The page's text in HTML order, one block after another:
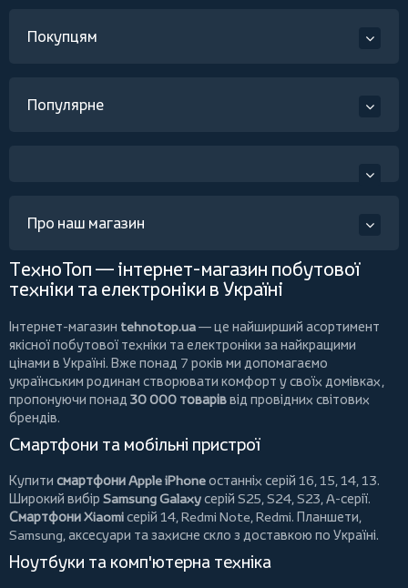
Покупцям
Популярне
Про наш магазин
ТехноТоп — інтернет-магазин побутової
техніки та електроніки в Україні
Інтернет-магазин tehnotop.ua— це найширший асортимент
якісної побутової техніки та електроніки за найкращими
цінами в Україні. Вже понад 7 років ми допомагаємо
українським родинам створювати комфорт у своїх домівках,
пропонуючи понад 30 000 товаріввід провідних світових
брендів.
Смартфони та мобільні пристрої
Купити смартфони Apple iPhoneостанніх серій 16, 15, 14, 13.
Широкий вибір Samsung Galaxyсерій S25, S24, S23, A-серії.
Смартфони Xiaomiсерій 14, Redmi Note, Redmi. Планшети,
Samsung, аксесуари тазахисне скло з доставкою по Україні.
Ноутбуки та комп'ютерна техніка